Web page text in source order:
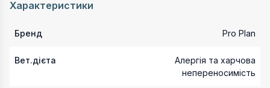
Характеристики
Бренд Pro Plan
Вет.дієта
Алергія та харчова
непереносимість